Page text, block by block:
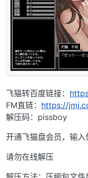
飞猫转百度链接：
FM直链： https://
解压码：pissboy
开通飞猫盘会员，输
请勿在线解压